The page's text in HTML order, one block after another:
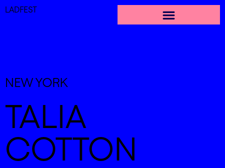
LADFEST
NEW YORK
TALIA
COTTON